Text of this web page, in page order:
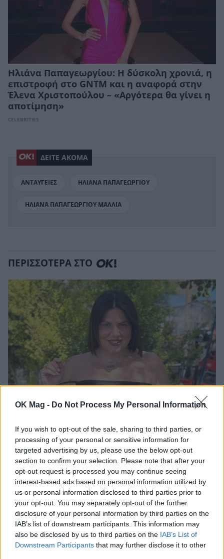
OK Mag - Do Not Process My Personal Information
If you wish to opt-out of the sale, sharing to third parties, or
processing of your personal or sensitive information for
targeted advertising by us, please use the below opt-out
section to confirm your selection. Please note that after your
opt-out request is processed you may continue seeing
interest-based ads based on personal information utilized by
us or personal information disclosed to third parties prior to
your opt-out. You may separately opt-out of the further
disclosure of your personal information by third parties on the
IAB’s list of downstream participants. This information may
also be disclosed by us to third parties on the IAB’s List of
Downstream Participants that may further disclose it to other
Ηλιάνα Παπαγεωργίου: Η δύσκολη χρονιά, η
επιστροφή στο GNTM και η αναφορά στην
Έλενα Χριστοπούλου – «Αργότερα θα γίνει η
αποτίμηση»
CELEBRITIES
ΔΕΙΤΕ ΑΚΟΜΑ
ΑΝΤΑΥΓΕΙΕΣ ΗΛΙΑΝΑ ΠΑΠΑΓΕΩΡΓΙΟΥ
ΗΛΙΑΝΑ ΠΑΠΑΓΕΩΡΓΙΟΥ ΜΑΛΛΙΑ
ΠΕΡΙΣΣΟΤΕΡΑ ΣΤΟ
της σε αρνητικό σχόλιο για το νέο της look
CELEBRITIES